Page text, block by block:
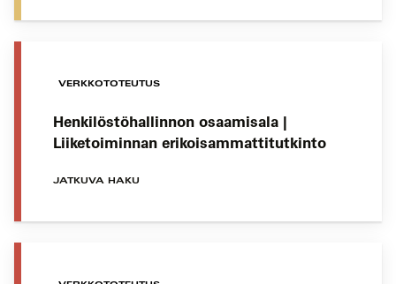
VERKKOTOTEUTUS
Henkilöstöhallinnon osaamisala |
Liiketoiminnan erikoisammattitutkinto
JATKUVA HAKU